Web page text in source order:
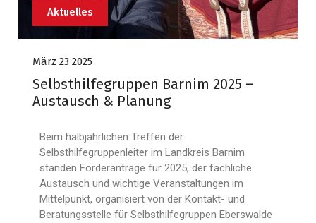
Aktuelles
März 23 2025
Selbsthilfegruppen Barnim 2025 –
Austausch & Planung
Beim halbjährlichen Treffen der
Selbsthilfegruppenleiter im Landkreis Barnim
standen Förderanträge für 2025, der fachliche
Austausch und wichtige Veranstaltungen im
Mittelpunkt, organisiert von der Kontakt- und
Beratungsstelle für Selbsthilfegruppen Eberswalde